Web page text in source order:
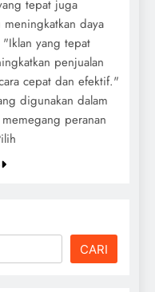
tepat juga
meningkatkan daya
yang tepat
penjualan
cepat dan efektif."
digunakan dalam
peranan
CARI